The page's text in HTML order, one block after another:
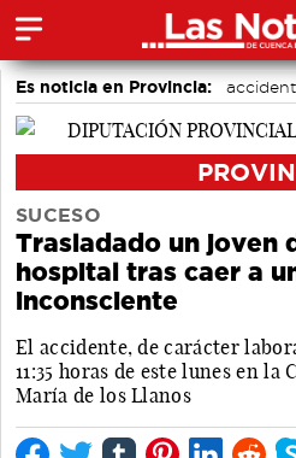
Es noticia en Provincia:
Medio Ambiente
SUCESO
Trasladado un joven
hospital tras caer a
inconsciente
El accidente, de carácter
11:35 horas de este lunes en la
María de los Llanos